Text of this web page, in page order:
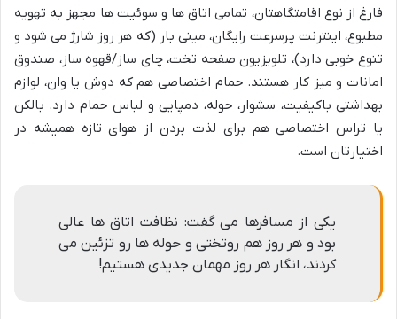
فارغ از نوع اقامتگاهتان، تمامی اتاق ها و سوئیت ها مجهز به تهویه
مطبوع، اینترنت پرسرعت رایگان، مینی بار (که هر روز شارژ می شود و
تنوع خوبی دارد)، تلویزیون صفحه تخت، چای ساز/قهوه ساز، صندوق
امانات و میز کار هستند. حمام اختصاصی هم که دوش یا وان، لوازم
بهداشتی باکیفیت، سشوار، حوله، دمپایی و لباس حمام دارد. بالکن
یا تراس اختصاصی هم برای لذت بردن از هوای تازه همیشه در
اختیارتان است.
یکی از مسافرها می گفت: نظافت اتاق ها عالی
بود و هر روز هم روتختی و حوله ها رو تزئین می
کردند، انگار هر روز مهمان جدیدی هستیم!